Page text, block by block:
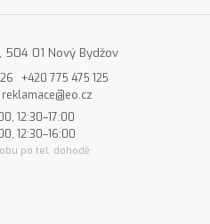
504 01 Nový Bydžov
+420 775 475 125
reklamace@eo.cz
12:30–17:00
12:30–16:00
po tel. dohodě